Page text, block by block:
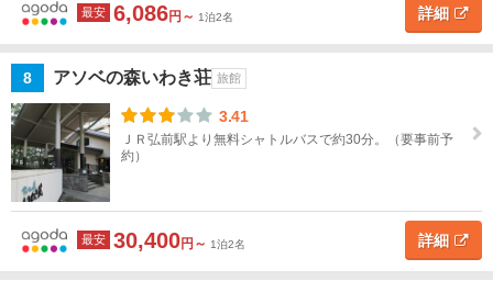
に）
所
川
原
津
軽
半
最安 6,086円～ 1泊2名 詳細
8 アソベの森いわき荘 旅館
3.41
ＪＲ弘前駅より無料シャトルバスで約30分。（要事前予
約）
最安 30,400円～ 1泊2名 詳細